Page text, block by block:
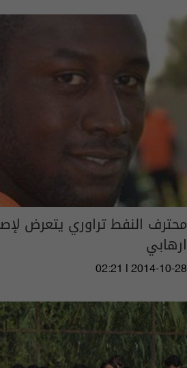
محترف النفط تراوري يتعرض
ارهابي
02:21 | 2014-10-28